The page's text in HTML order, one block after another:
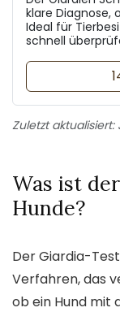
klare Diagnose,
Ideal für
schnell
Zuletzt aktualisiert:
Was ist
Hunde?
Der Giardia-
Verfahren, das
ob ein Hund mit